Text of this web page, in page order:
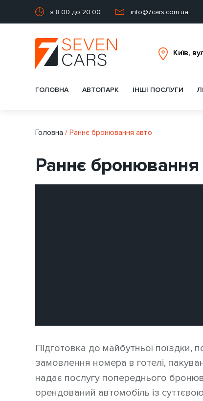
з 8:00 до 20:00 info@7cars.com.ua
ГОЛОВНА АВТОПАРК ІНШІ ПОСЛУГИ
Головна / Раннє бронювання авто
Раннє бронювання
Підготовка до майбутньої поїздки,
замовлення номера в готелі,
надає послугу попереднього
орендований автомобіль із